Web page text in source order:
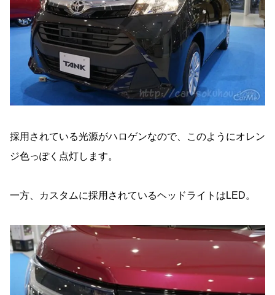
採用されている光源がハロゲンなので、このようにオレン
ジ色っぽく点灯します。
一方、カスタムに採用されているヘッドライトはLED。